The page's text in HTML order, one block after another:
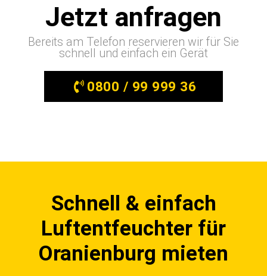
Jetzt anfragen
Bereits am Telefon reservieren wir für Sie
schnell und einfach ein Gerät
0800 / 99 999 36
Schnell & einfach
Luftentfeuchter für
Oranienburg mieten